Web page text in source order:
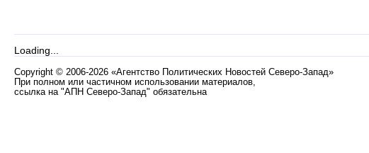
Loading...
Copyright © 2006-2026 «Агентство Политических Новостей Северо-Запад»
При полном или частичном использовании материалов,
ссылка на "АПН Северо-Запад" обязательна